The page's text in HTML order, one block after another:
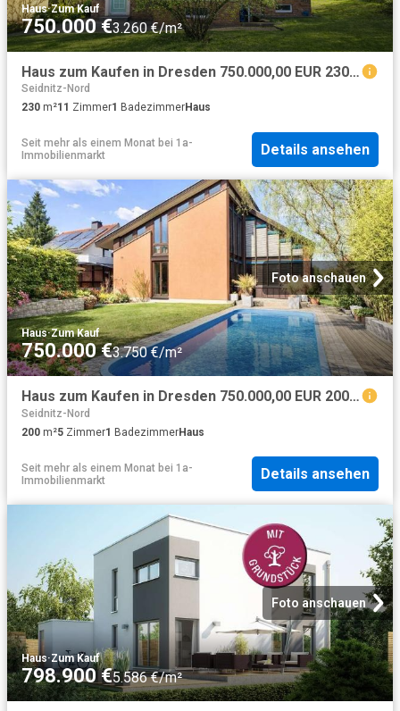
Haus·Zum Kauf
750.000 €3.260 €/m²
Haus zum Kaufen in Dresden 750.000,00 EUR 230 m²
Seidnitz-Nord
230 m²11 Zimmer1 BadezimmerHaus
Seit mehr als einem Monat bei 1a-
Immobilienmarkt
Details ansehen
Foto anschauen
Haus·Zum Kauf
750.000 €3.750 €/m²
Haus zum Kaufen in Dresden 750.000,00 EUR 200 m²
Seidnitz-Nord
200 m²5 Zimmer1 BadezimmerHaus
Seit mehr als einem Monat bei 1a-
Immobilienmarkt
Details ansehen
Foto anschauen
Haus·Zum Kauf
798.900 €5.586 €/m²